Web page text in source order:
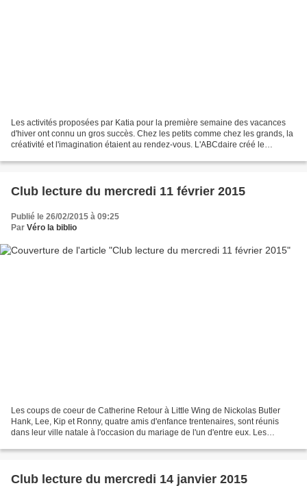
Les activités proposées par Katia pour la première semaine des vacances
d'hiver ont connu un gros succès. Chez les petits comme chez les grands, la
créativité et l'imagination étaient au rendez-vous. L'ABCdaire créé le
Club lecture du mercredi 11 février 2015
Publié le 26/02/2015 à 09:25
Par Véro la biblio
Les coups de coeur de Catherine Retour à Little Wing de Nickolas Butler
Hank, Lee, Kip et Ronny, quatre amis d'enfance trentenaires, sont réunis
dans leur ville natale à l'occasion du mariage de l'un d'entre eux. Les
Club lecture du mercredi 14 janvier 2015